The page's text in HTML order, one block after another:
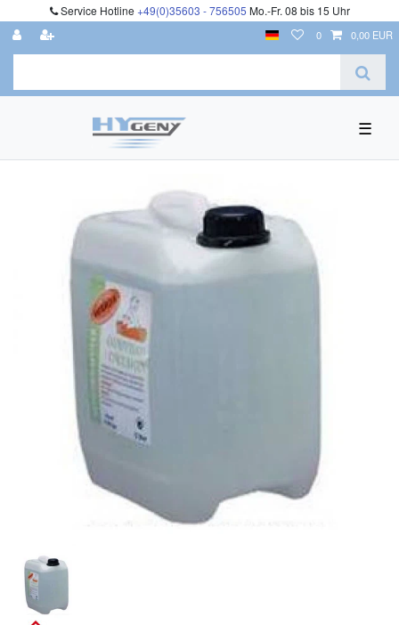
Service Hotline +49(0)35603 - 756505 Mo.-Fr. 08 bis 15 Uhr
0 0,00 EUR
☰